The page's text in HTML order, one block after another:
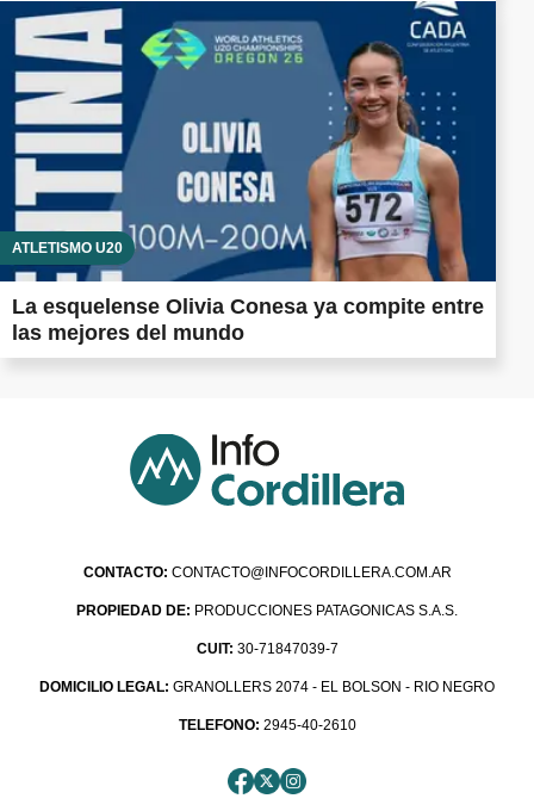
ATLETISMO U20
La esquelense Olivia Conesa ya compite entre
las mejores del mundo
CONTACTO: CONTACTO@INFOCORDILLERA.COM.AR
PROPIEDAD DE: PRODUCCIONES PATAGONICAS S.A.S.
CUIT: 30-71847039-7
DOMICILIO LEGAL: GRANOLLERS 2074 - EL BOLSON - RIO NEGRO
TELEFONO: 2945-40-2610